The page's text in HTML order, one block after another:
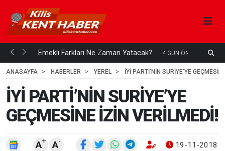
mi... Emekli Farkları Ne Zaman Yatacak? 4 GÜN ÖNCE
ANASAYFA
HABERLER YEREL İYİ PARTİ’NİN SURİYE’YE
İYİ PARTİ’NİN SURİYE’YE
GEÇMESİNE İZİN VERİLMEDİ!
A+ A- 19-11-2018